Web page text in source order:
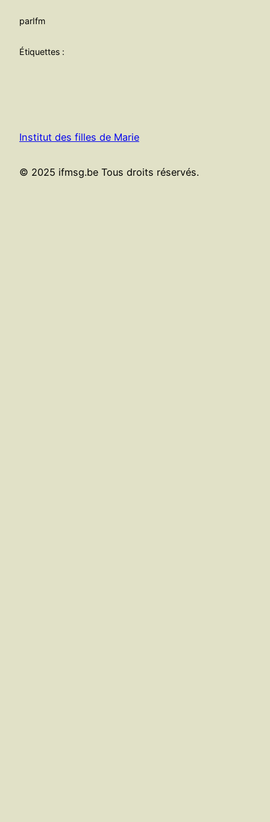
parIfm
Étiquettes :
Institut des filles de Marie
© 2025 ifmsg.be Tous droits réservés.